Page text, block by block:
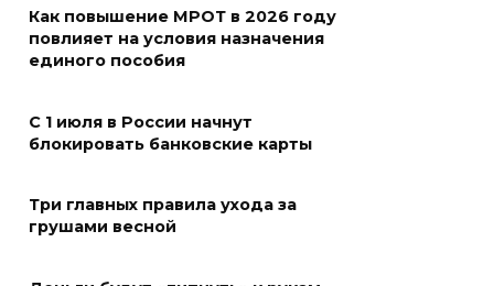
07 августа 2026 18:30
в донской столице
07 августа 2026 18:28
«Метеор» «Андрей Байков»
Как повышение МРОТ в 2026 году
повлияет на условия назначения
единого пособия
С 1 июля в России начнут
блокировать банковские карты
Три главных правила ухода за
грушами весной